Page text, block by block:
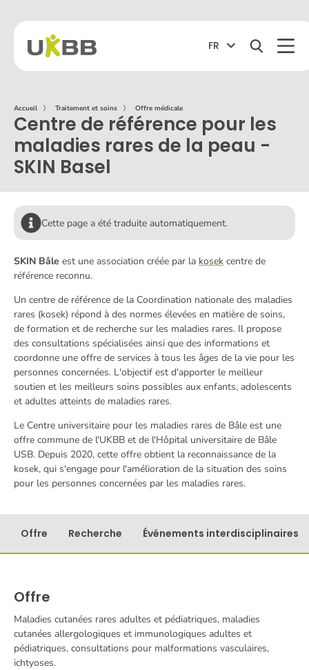
FR
Accueil 〉 Traitement et soins 〉 Offre médicale
Centre de référence pour les
maladies rares de la peau -
SKIN Basel
Cette page a été traduite automatiquement.
SKIN Bâle est une association créée par la kosek centre de
référence reconnu.
Un centre de référence de la Coordination nationale des maladies
rares (kosek) répond à des normes élevées en matière de soins,
de formation et de recherche sur les maladies rares. Il propose
des consultations spécialisées ainsi que des informations et
coordonne une offre de services à tous les âges de la vie pour les
personnes concernées. L'objectif est d'apporter le meilleur
soutien et les meilleurs soins possibles aux enfants, adolescents
et adultes atteints de maladies rares.
Le Centre universitaire pour les maladies rares de Bâle est une
offre commune de l'UKBB et de l'Hôpital universitaire de Bâle
USB. Depuis 2020, cette offre obtient la reconnaissance de la
kosek, qui s'engage pour l'amélioration de la situation des soins
pour les personnes concernées par les maladies rares.
Offre
Maladies cutanées rares adultes et pédiatriques, maladies
cutanées allergologiques et immunologiques adultes et
pédiatriques, consultations pour malformations vasculaires,
ichtyoses.
Offre Recherche Événements interdisciplinaires